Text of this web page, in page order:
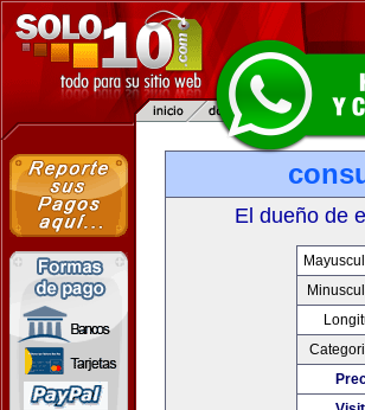
El dueño de